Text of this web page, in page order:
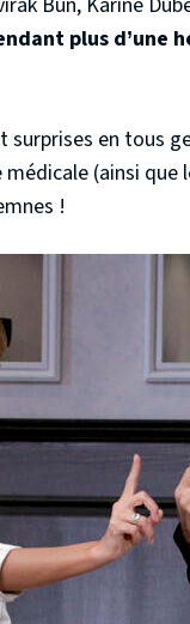
plus d’une
en tous
(ainsi
!